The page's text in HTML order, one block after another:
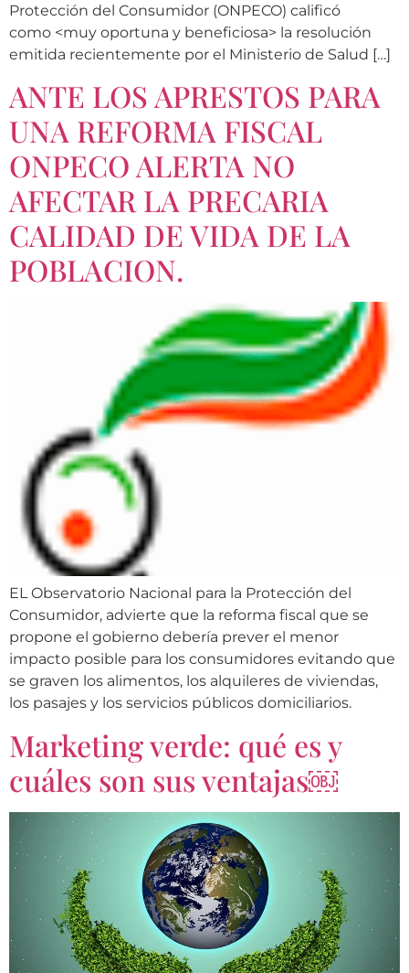
Protección del Consumidor (ONPECO) calificó
como <muy oportuna y beneficiosa> la resolución
emitida recientemente por el Ministerio de Salud […]
ANTE LOS APRESTOS PARA
UNA REFORMA FISCAL
ONPECO ALERTA NO
AFECTAR LA PRECARIA
CALIDAD DE VIDA DE LA
POBLACION.
EL Observatorio Nacional para la Protección del
Consumidor, advierte que la reforma fiscal que se
propone el gobierno debería prever el menor
impacto posible para los consumidores evitando que
se graven los alimentos, los alquileres de viviendas,
los pasajes y los servicios públicos domiciliarios.
Marketing verde: qué es y
cuáles son sus ventajas￼